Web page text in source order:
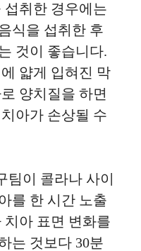
섭취한 경우에는
식을 섭취한 후
것이 좋습니다.
얇게 입혀진 막
양치질을 하면
아가 손상될 수
이 콜라나 사이
를 한 시간 노출
치아 표면 변화를
는 것보다 30분